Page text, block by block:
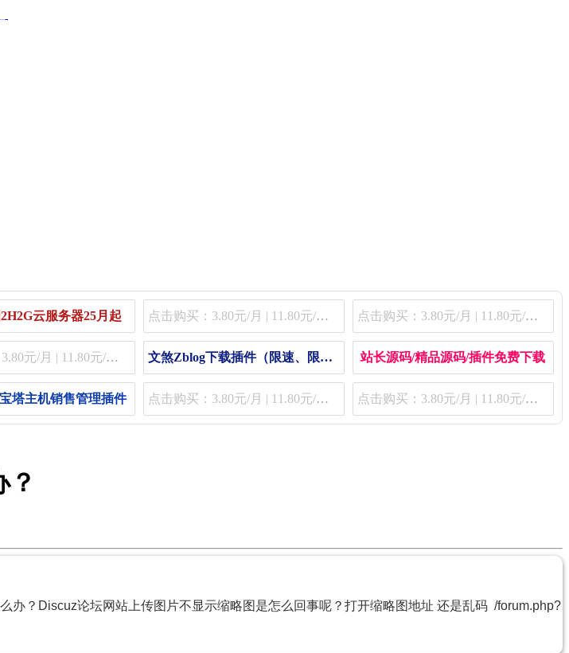
云服务器25月起 点击购买：3.80元/月 | 11.80元/季 | 48.80元/年 点击购买：3.80元/月 | 11.80元/季 | 48.80元/年
点击购买：3.80元/月 | 11.80元/季 | 48.80元/年 文煞Zblog下载插件（限速、限用户组、限费） 站长源码/精品源码/插件免费下载
塔主机销售管理插件 点击购买：3.80元/月 | 11.80元/季 | 48.80元/年 点击购买：3.80元/月 | 11.80元/季 | 48.80元/年
办？Discuz论坛网站上传图片不显示缩略图是怎么回事呢？打开缩略图地址 还是乱码 /forum.php?